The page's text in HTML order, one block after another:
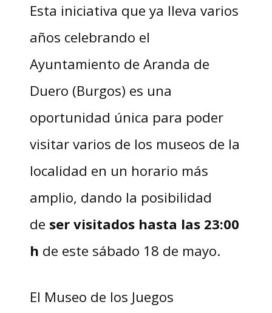
Esta iniciativa que ya lleva varios
años celebrando el
Ayuntamiento de Aranda de
Duero (Burgos) es una
oportunidad única para poder
visitar varios de los museos de la
localidad en un horario más
amplio, dando la posibilidad
de ser visitados hasta las 23:00
h de este sábado 18 de mayo.
El Museo de los Juegos